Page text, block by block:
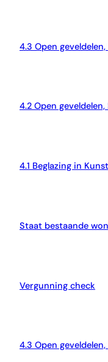
4.3 Open
4.2 Open
4.1 Beglazing in
Staat bestaande
Vergunning check
4.3 Open